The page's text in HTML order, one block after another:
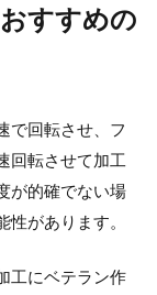
すすめの
で回転させ、フ
回転させて加工
が的確でない場
があります。
工にベテラン作